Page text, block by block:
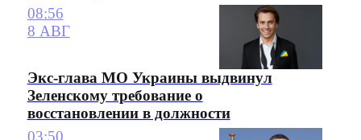
08:56
8 АВГ
Экс-глава МО Украины выдвинул
Зеленскому требование о
восстановлении в должности
03:50